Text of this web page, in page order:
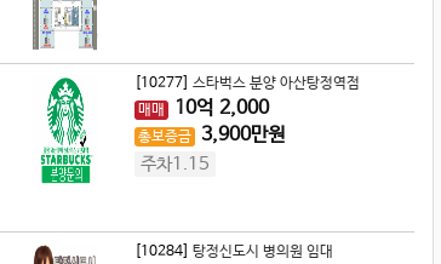
[10277]
스타벅스 분양 아산탕정역점
매매
10억 2,000
총보증금 3,900만원
주차1.15
[10284] 탕정신도시 병의원 임대